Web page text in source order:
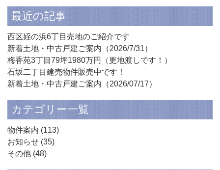
最近の記事
西区姪の浜6丁目売地のご紹介です
新着土地・中古戸建ご案内（2026/7/31）
梅香苑3丁目79坪1980万円（更地渡しです！）
石坂二丁目建売物件販売中です！
新着土地・中古戸建ご案内（2026/07/17）
カテゴリー一覧
物件案内 (113)
お知らせ (35)
その他 (48)